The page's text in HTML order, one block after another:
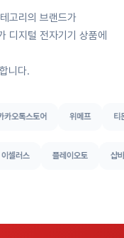
고리의 브랜드가
디지털 전자기기 상품에
니다.
카오톡스토어 위메프 티몬
이셀러스 플레이오토 샵